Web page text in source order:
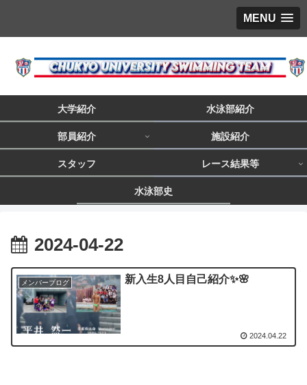
MENU
大学紹介 水泳部紹介
部員紹介 施設紹介
スタッフ レース結果等
水泳部史
2024-04-22
メンバーブログ 新入生8人目自己紹介✨🌸
2024.04.22